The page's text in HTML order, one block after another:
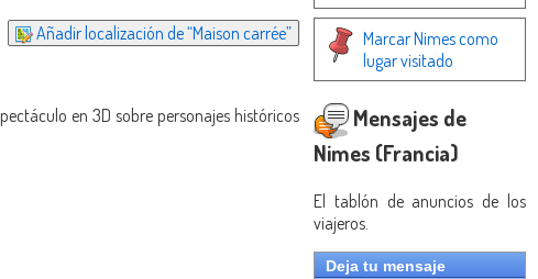
Añadir localización de “Maison carrée”
en 3D sobre personajes históricos
Marcar Nimes como
lugar visitado
Mensajes de
Nimes (Francia)
El tablón de anuncios de los
viajeros.
Deja tu mensaje